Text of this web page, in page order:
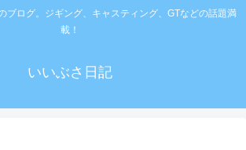
ブログ。ジギング、キャスティング、GTなどの話題満
載！
いいぶさ日記